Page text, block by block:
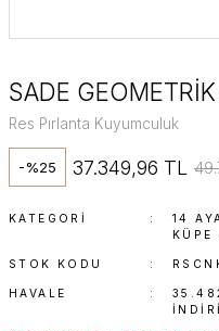
SADE
Res Pırlanta Kuyumculuk
-%25 37.349,96 TL
KATEGORI 14
KÜPE
STOK KODU
HAVALE